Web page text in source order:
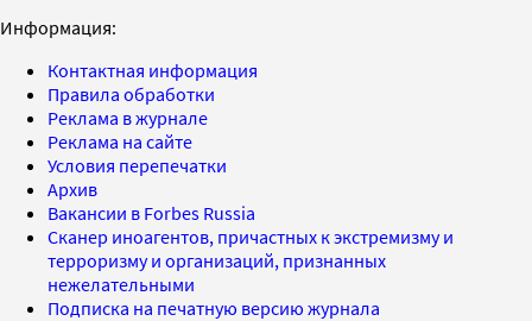
Информация:
Контактная информация
Правила обработки
Реклама в журнале
Реклама на сайте
Условия перепечатки
Архив
Вакансии в Forbes Russia
Сканер иноагентов, причастных к экстремизму и
терроризму и организаций, признанных
нежелательными
Подписка на печатную версию журнала